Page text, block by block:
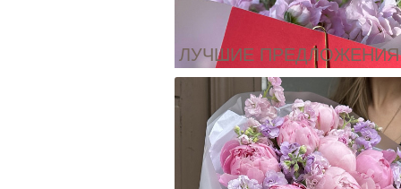
ЛУЧШИЕ ПРЕДЛОЖЕНИЯ